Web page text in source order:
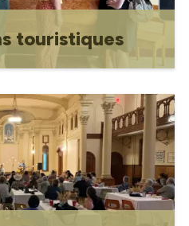
touristiques